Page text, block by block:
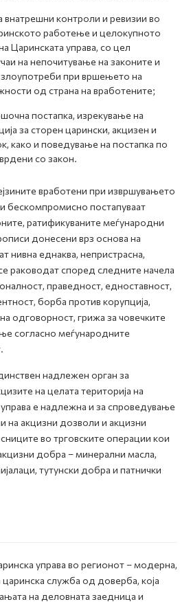
контроли и ревизии во
работење и целокупното
Царинската управа, со цел
на непочитување на законите и
злоупотреби при вршењето на
од страна на вработените;
постапка, изрекување на
за сторен царински, акцизен и
како и поведување на постапка по
со закон.
вработени при извршувањето
бескомпромисно постапуваат
ратификуваните меѓународни
донесени врз основа на
нивна еднаква, непристрасна,
раководат според следните начела
праведност, едноставност,
борба против корупција,
одговорност, грижа за човечките
согласно меѓународните
надлежен орган за
на целата територија на
е надлежна и за спроведување
на акцизни дозволи и акцизни
во трговските операции кои
добра – минерални масла,
тутунски добра и патнички
управа во регионот – модерна,
служба од доверба, која
на деловната заедница и